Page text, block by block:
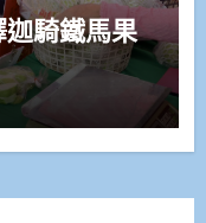
騎鐵馬果